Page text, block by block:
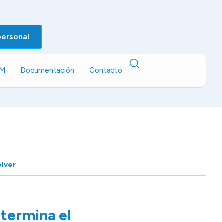
Documentación Contacto
el